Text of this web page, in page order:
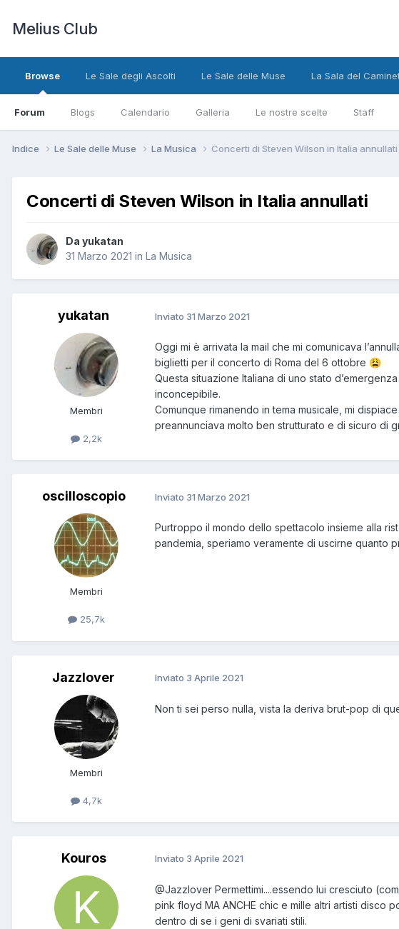
Melius Club
Browse
Forum Blogs Calendario Galleria Le nostre scelte Staff
Le Sale degli Ascolti Le Sale delle Muse La Sala del
Indice Le Sale delle Muse La Musica Concerti di Steven Wilson in Italia annullati
Concerti di Steven Wilson in Italia annullati
Da yukatan
31 Marzo 2021 in La Musica
yukatan
Membri
2,2k
Inviato 31 Marzo 2021
Oggi mi è arrivata la mail che mi comunicava
biglietti per il concerto di Roma del 6 ottobre 😩
Questa situazione Italiana di uno stato
inconcepibile.
Comunque rimanendo in tema musicale, mi
preannunciava molto ben strutturato e di sicuro di
oscilloscopio
Membri
25,7k
Inviato 31 Marzo 2021
Purtroppo il mondo dello spettacolo insieme alla
pandemia, speriamo veramente di uscirne quanto
Jazzlover
Membri
4,7k
Inviato 3 Aprile 2021
Non ti sei perso nulla, vista la deriva brut-pop di
Kouros Inviato 3 Aprile 2021
@Jazzlover Permettimi....essendo lui cresciuto
pink floyd MA ANCHE chic e mille altri artisti disco
dentro di se i geni di svariati stili.